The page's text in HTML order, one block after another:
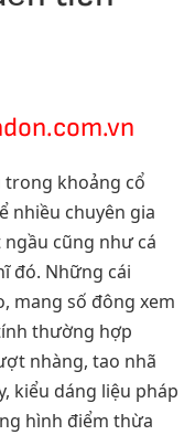
trong khoảng cổ
nhiều chuyên gia
cũng như cá
đó. Những cái
mang số đông xem
thường hợp
nhàng, tao nhã
kiểu dáng liệu pháp
hình điểm thừa